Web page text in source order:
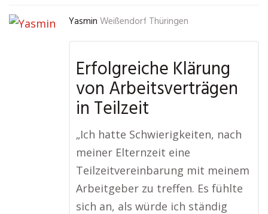
Yasmin Weißendorf Thüringen
Erfolgreiche Klärung
von Arbeitsverträgen
in Teilzeit
„Ich hatte Schwierigkeiten, nach
meiner Elternzeit eine
Teilzeitvereinbarung mit meinem
Arbeitgeber zu treffen. Es fühlte
sich an, als würde ich ständig